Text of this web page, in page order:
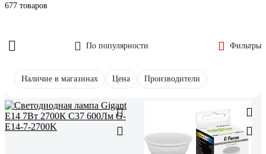
677 товаров
По популярности Фильтры
Наличие в магазинах Цена Производители